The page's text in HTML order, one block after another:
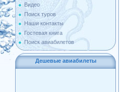
Видео
Поиск туров
Наши контакты
Гостевая книга
Поиск авиабилетов
Дешевые авиабилеты